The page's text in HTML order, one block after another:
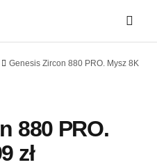
Genesis Zircon 880 PRO. Mysz 8K
880 PRO.
zł